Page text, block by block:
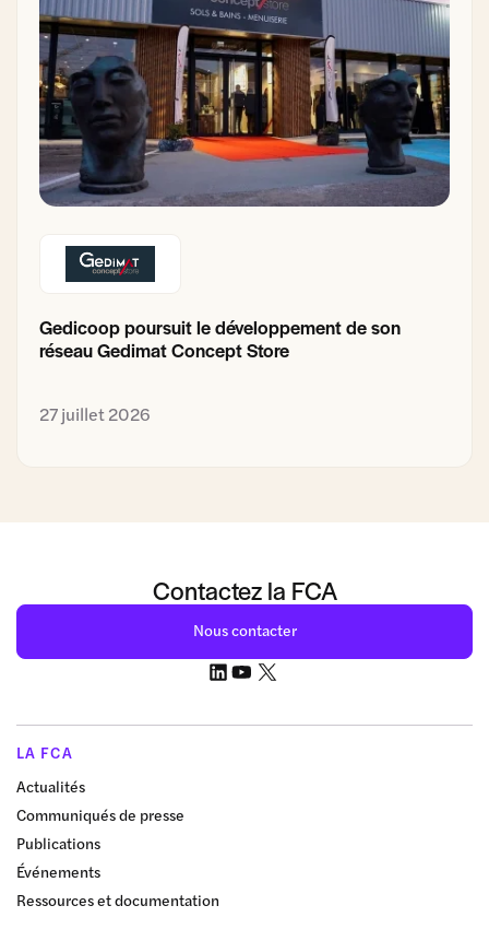
Gedicoop poursuit le développement de son
réseau Gedimat Concept Store
27 juillet 2026
Contactez la FCA
Nous contacter
LA FCA
Actualités
Communiqués de presse
Publications
Événements
Ressources et documentation